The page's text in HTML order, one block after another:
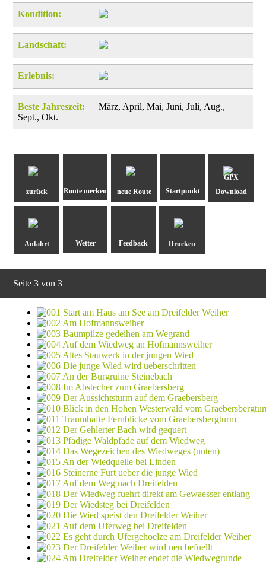
Kondition:
Landschaft:
Erlebnis:
Beste Jahreszeit:
März, April, Mai, Juni, Juli, Aug.,
Sept., Okt.
zurück neue Route
GPX
Download
Anfahrt Drucken
Seite 3 von 3